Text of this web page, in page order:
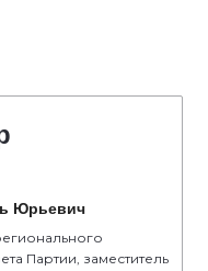
Юрьевич
Партии, заместитель